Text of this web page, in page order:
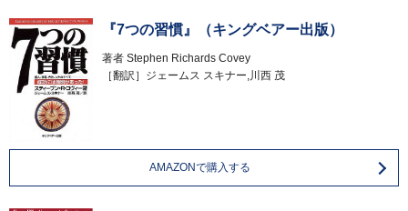
『7つの習慣』（キングベアー出版）
著者 Stephen Richards Covey
［翻訳］ジェームス スキナー,川西 茂
AMAZONで購入する